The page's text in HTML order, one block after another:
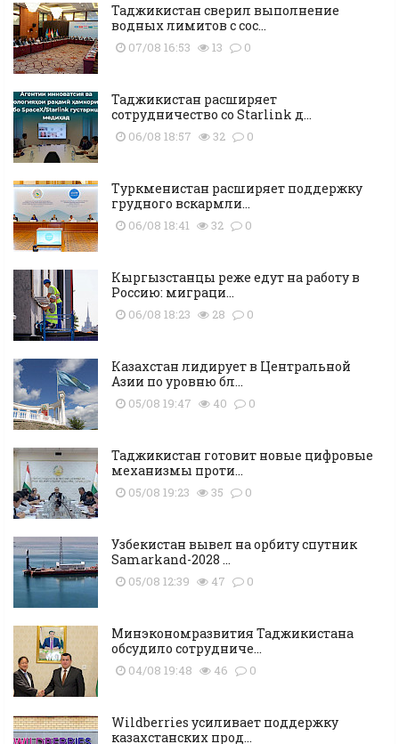
Таджикистан сверил выполнение
водных лимитов с сос...
07/08 16:53 13 0
Таджикистан расширяет
сотрудничество со Starlink д...
06/08 18:57 32 0
Туркменистан расширяет поддержку
грудного вскармли...
06/08 18:41 32 0
Кыргызстанцы реже едут на работу в
Россию: миграци...
06/08 18:23 28 0
Казахстан лидирует в Центральной
Азии по уровню бл...
05/08 19:47 40 0
Таджикистан готовит новые цифровые
механизмы проти...
05/08 19:23 35 0
Узбекистан вывел на орбиту спутник
Samarkand-2028 ...
05/08 12:39 47 0
Минэкономразвития Таджикистана
обсудило сотрудниче...
04/08 19:48 46 0
Wildberries усиливает поддержку
казахстанских прод...